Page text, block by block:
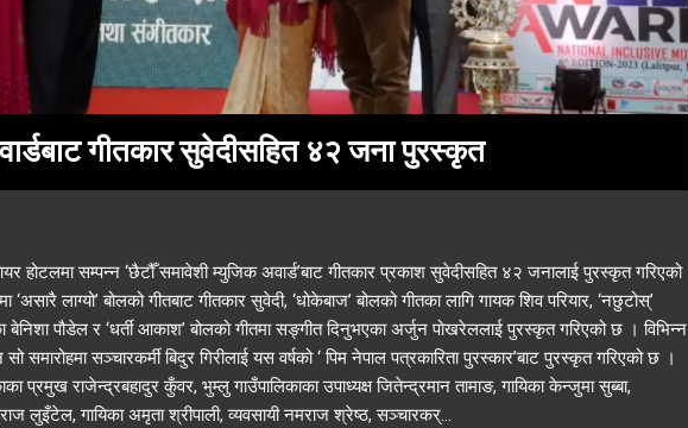
गीतकार सुवेदीसहित ४२ जना पुरस्कृत
होटलमा सम्पन्न ‘छैटौँ समावेशी म्युजिक अवार्ड’बाट गीतकार प्रकाश सुवेदीसहित ४२ जनालाई पुरस्कृत गरिएको
‘असारै लाग्यो’ बोलको गीतबाट गीतकार सुवेदी, ‘धोकेबाज’ बोलको गीतका लागि गायक शिव परियार, ‘नछुटोस्’
बेनिशा पौडेल र ‘धर्ती आकाश’ बोलको गीतमा सङ्गीत दिनुभएका अर्जुन पोखरेललाई पुरस्कृत गरिएको छ । विभिन्न
सो समारोहमा सञ्चारकर्मी बिदुर गिरीलाई यस वर्षको ‘ पिम नेपाल पत्रकारिता पुरस्कार’बाट पुरस्कृत गरिएको छ ।
प्रमुख राजेन्द्रबहादुर कुँवर, भुम्लु गाउँपालिकाका उपाध्यक्ष जितेन्द्रमान तामाङ, गायिका केन्जुमा सुब्बा,
लुइँटेल, गायिका अमृता श्रीपाली, व्यवसायी नमराज श्रेष्ठ, सञ्चारकर्...